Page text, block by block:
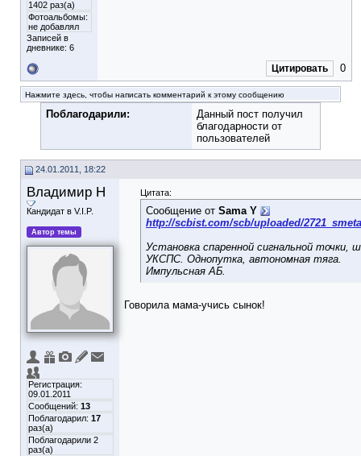
1402 раз(а)
Фотоальбомы:
не добавлял
Записей в
дневнике: 6
Цитировать 0
Нажмите здесь, чтобы написать комментарий к этому сообщению
Поблагодарили:
Данный пост получил
благодарности от
пользователей
24.01.2011, 18:22
Владимир Н
Кандидат в V.I.P.
Автор темы
Регистрация:
09.01.2011
Сообщений: 13
Поблагодарил: 17
раз(а)
Поблагодарили 2
раз(а)
Цитата:
Сообщение от Sama Y
http://scbist.com/scb/uploaded/
Установка спаренной сигнальной точки,
УКСПС. Однопутка, автономная тяга.
Импульсная АБ.
Говорила мама-учись сынок!